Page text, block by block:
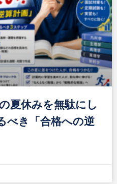
夏休みを無駄にし
べき「合格への逆